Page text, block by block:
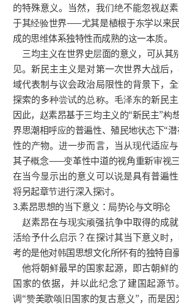
的特殊意义。当然，我们绝不能忽视赵
于其经验世界——尤其是植根于东学以来
成的思维体系独特性而成熟的这一本质。
三均主义在世界史层面的意义，可从其
见。新民主主义是对第一次世界大战后
域代表制与议会政治局限性的背景下，
探索的多种尝试的总称。毛泽东的新民主
因此，赵素昂基于三均主义的“新民主”构
界思潮相呼应的普遍性、殖民地状态下“
性的产物。进一步而言，当从现代适应
其子概念——变革性中道的视角重新审视
在当今显示出的意义可以说是具有普遍
将另起章节进行深入探讨。
3.素昂思想的当下意义：局势论与文明论
赵素昂在与现实顽强抗争中取得的成
活给予什么启示？在探讨其当下意义时
考的是他对韩国思想文化所怀有的独特自
他将朝鲜最早的国家起源，即古朝鲜
国家的依据，并以此纪念了建国起源节
调“赞美歌颂旧国家的复古意义”，而是因